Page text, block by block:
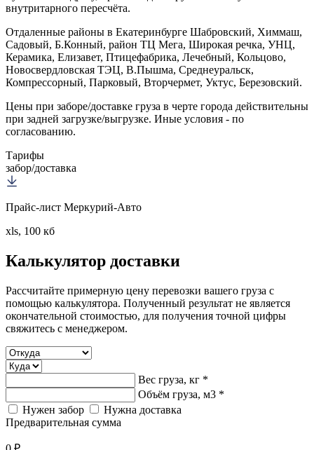
внутритарного пересчёта.
Отдаленные районы в Екатеринбурге Шабровский, Химмаш,
Садовый, Б.Конный, район ТЦ Мега, Широкая речка, УНЦ,
Керамика, Елизавет, Птицефабрика, Лечебный, Кольцово,
Новосвердловская ТЭЦ, В.Пышма, Среднеуральск,
Компрессорный, Парковый, Вторчермет, Уктус, Березовский.
Цены при заборе/доставке груза в черте города действительны
при задней загрузке/выгрузке. Иные условия - по
согласованию.
Тарифы
забор/доставка
Прайс-лист Меркурий-Авто
xls, 100 кб
Калькулятор доставки
Рассчитайте примерную цену перевозки вашего груза с
помощью калькулятора. Полученный результат не является
окончательной стоимостью, для получения точной цифры
свяжитесь с менеджером.
Вес груза, кг *
Объём груза, м3 *
Нужен забор
Нужна доставка
Предварительная сумма